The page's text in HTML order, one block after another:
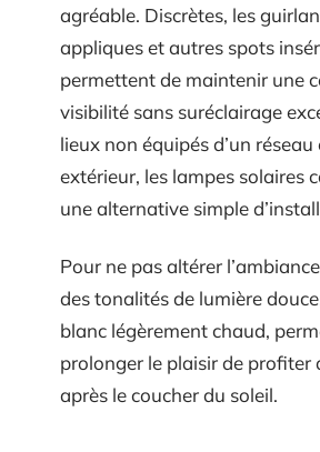
agréable. Discrètes, les
appliques et autres spots
permettent de maintenir une
visibilité sans suréclairage
lieux non équipés d’un
extérieur, les lampes solaires
une alternative simple
Pour ne pas altérer
des tonalités de lumière
blanc légèrement chaud,
prolonger le plaisir de profiter
après le coucher du soleil.